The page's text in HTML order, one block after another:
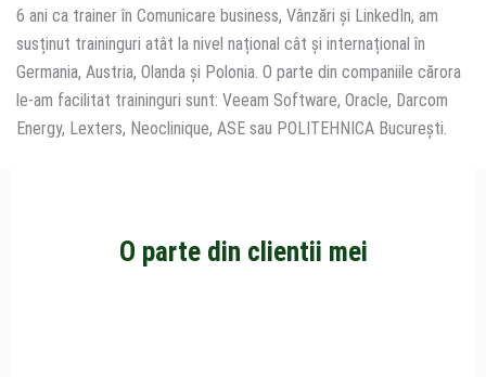
6 ani ca trainer în Comunicare business, Vânzări și LinkedIn, am
susținut traininguri atât la nivel național cât și internațional în
Germania, Austria, Olanda și Polonia. O parte din companiile cărora
le-am facilitat traininguri sunt: Veeam Software, Oracle, Darcom
Energy, Lexters, Neoclinique, ASE sau POLITEHNICA București.
O parte din clientii mei